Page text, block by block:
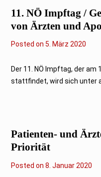
11. NÖ Impftag /
von Ärzten und
Posted on5. März 2020
Der 11. NÖ Impftag, der am
stattfindet, wird sich unter
Patienten- und
Priorität
Posted on8. Januar 2020